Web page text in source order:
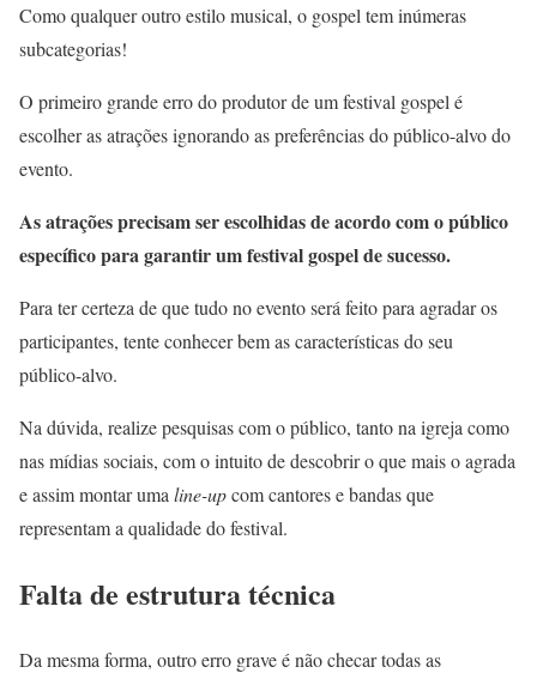
Como qualquer outro estilo musical, o gospel tem inúmeras
subcategorias!
O primeiro grande erro do produtor de um festival gospel é
escolher as atrações ignorando as preferências do público-alvo do
evento.
As atrações precisam ser escolhidas de acordo com o público
específico para garantir um festival gospel de sucesso.
Para ter certeza de que tudo no evento será feito para agradar os
participantes, tente conhecer bem as características do seu
público-alvo.
Na dúvida, realize pesquisas com o público, tanto na igreja como
nas mídias sociais, com o intuito de descobrir o que mais o agrada
e assim montar uma line-upcom cantores e bandas que
representam a qualidade do festival.
Falta de estrutura técnica
Da mesma forma, outro erro grave é não checar todas as